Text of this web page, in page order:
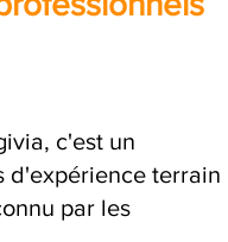
c'est un
d'expérience terrain
par les